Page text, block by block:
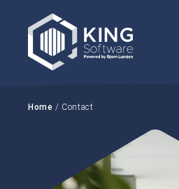
Home / Contact